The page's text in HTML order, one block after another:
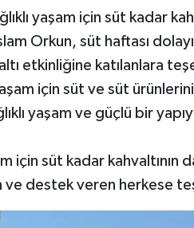
yaşam için süt kadar
Orkun, süt haftası
etkinliğine katılanlara
için süt ve süt
yaşam ve güçlü bir
için süt kadar
ve destek veren herkese